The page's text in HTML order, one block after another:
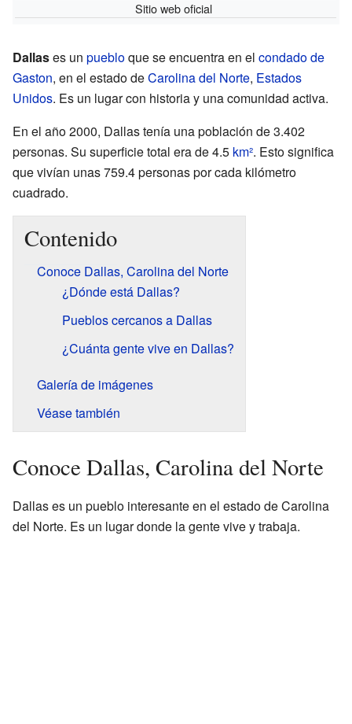
Sitio web oficial
Dallases un puebloque se encuentra en el condado de
Gaston, en el estado deCarolina del Norte, Estados
Unidos. Es un lugar con historia y una comunidad activa.
En el año 2000, Dallas tenía una población de 3.402
personas. Su superficie total era de 4.5 km². Esto significa
que vivían unas 759.4 personas por cada kilómetro
cuadrado.
Contenido
Conoce Dallas, Carolina del Norte
¿Dónde está Dallas?
Pueblos cercanos a Dallas
¿Cuánta gente vive en Dallas?
Galería de imágenes
Véase también
Conoce Dallas, Carolina del Norte
Dallas es un pueblo interesante en el estado de Carolina
del Norte. Es un lugar donde la gente vive y trabaja.